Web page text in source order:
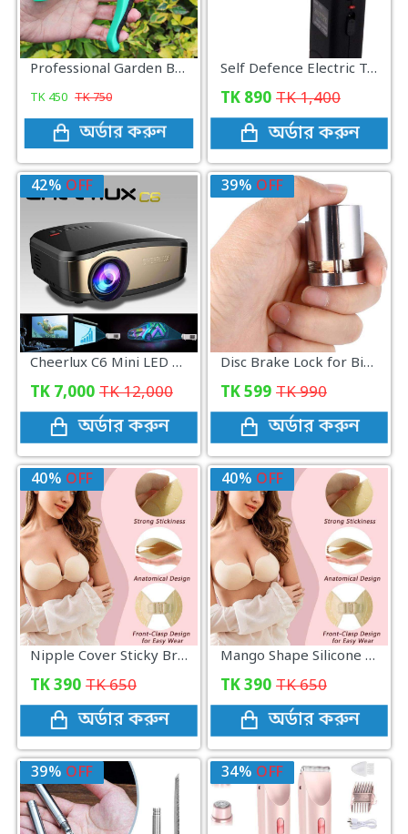
Professional Garden Branch Scissors And Tree Cutting Plus
TK 450 TK750
অর্ডার করুন
Self Defence Electric Taser Stun Gun(30000KV 100% original)
TK 890 TK1,400
অর্ডার করুন
42% OFF
Cheerlux C6 Mini LED Projector with Built-in TV Card & 1080P Support
TK 7,000 TK12,000
অর্ডার করুন
39% OFF
Disc Brake Lock for Bike Motorcycle
TK599 TK990
অর্ডার করুন
40% OFF
Nipple Cover Sticky Bra Seamless, secure, and perfect for any backless outfit
TK390 TK650
অর্ডার করুন
40% OFF
Mango Shape Silicone Chest Stickers Bra Self Adhesive Strapless
TK390 TK650
অর্ডার করুন
39% OFF 34% OFF